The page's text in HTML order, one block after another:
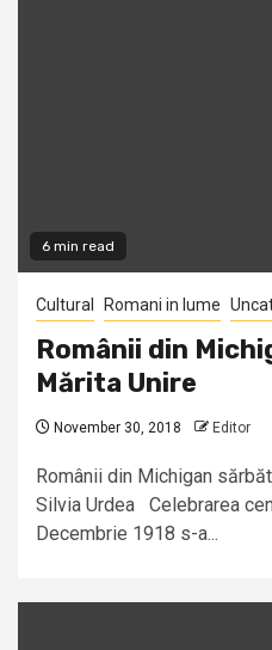
6 min read
Cultural Romani in lume
Românii din
Mărita Unire
November 30, 2018 Editor
Românii din Michigan
Silvia Urdea Celebrarea
Decembrie 1918 s-a...